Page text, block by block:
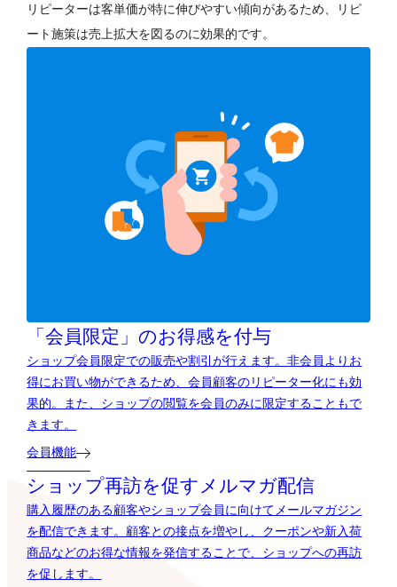
リピーターは客単価が特に伸びやすい傾向があるため、リピ
ート施策は売上拡大を図るのに効果的です。
「会員限定」のお得感を付与
ショップ会員限定での販売や割引が行えます。非会員よりお
得にお買い物ができるため、会員顧客のリピーター化にも効
果的。また、ショップの閲覧を会員のみに限定することもで
きます。
会員機能
ショップ再訪を促すメルマガ配信
購入履歴のある顧客やショップ会員に向けてメールマガジン
を配信できます。顧客との接点を増やし、クーポンや新入荷
商品などのお得な情報を発信することで、ショップへの再訪
を促します。